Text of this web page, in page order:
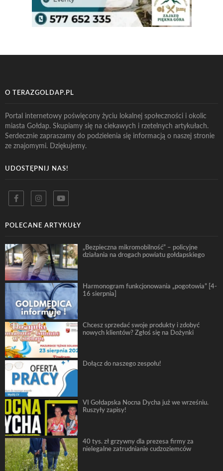
O TERAZGOLDAP.PL
Portal internetowy poświęcony życiu lokalnej społeczności i okolic
miasta Gołdap. Skupiamy się na ciekawych i rzetelnych artykułach.
Serdecznie zapraszamy do podzielenia się informacją o naszej stronie
ze znajomymi. Dziękujemy.
UDOSTĘPNIJ NAS!
POLECANE ARTYKUŁY
„Bezpieczna mikromobilność” – policyjne
działania na drogach powiatu gołdapskiego
Harmonogram funkcjonowania „pogotowia” [4-
16 sierpnia]
Chcesz sprzedać swoje produkty i zdobyć
nowych klientów? Zgłoś się na Dożynki
Dołącz do naszego zespołu!
VI Gołdapska Nocna Dycha już we wrześniu.
Ruszyły zapisy!
40 tys. zł grzywny dla prezesa firmy za
nielegalne zatrudnianie cudzoziemców